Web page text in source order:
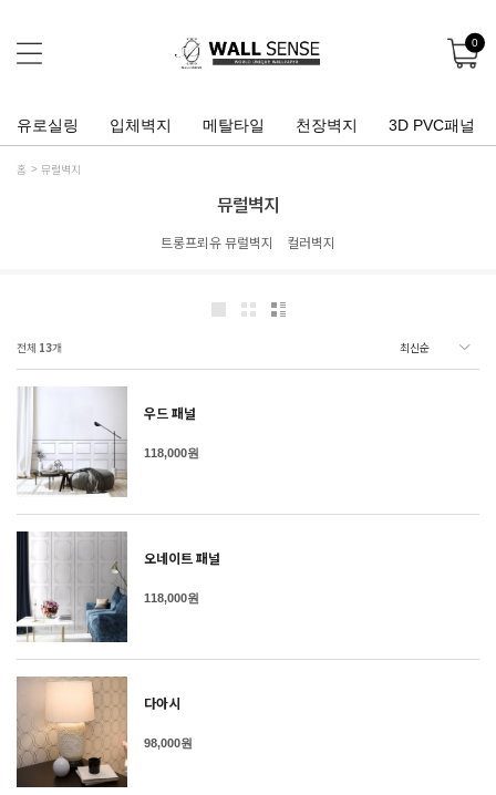
0
유로실링 입체벽지 메탈타일 천장벽지 3D PVC패널
홈 뮤럴벽지
뮤럴벽지
트롱프뢰유 뮤럴벽지 컬러벽지
전체 13개
우드 패널
118,000원
오네이트 패널
118,000원
다아시
98,000원